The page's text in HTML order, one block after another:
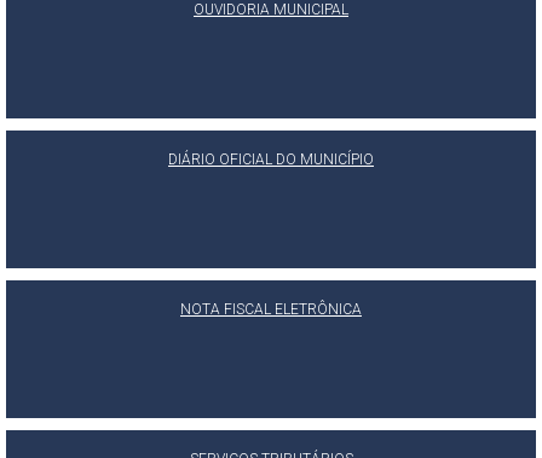
OUVIDORIA MUNICIPAL
DIÁRIO OFICIAL DO MUNICÍPIO
NOTA FISCAL ELETRÔNICA